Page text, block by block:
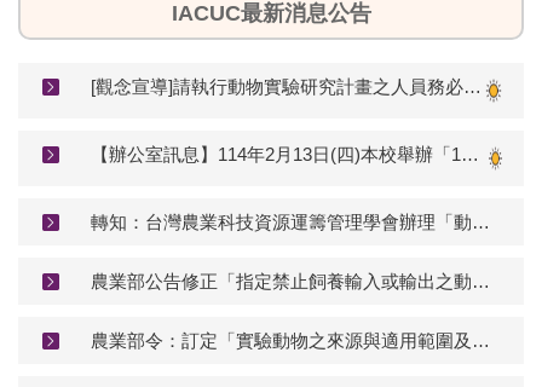
IACUC最新消息公告
[觀念宣導]請執行動物實驗研究計畫之人員務必遵守實驗動物科學應用規範。
【辦公室訊息】114年2月13日(四)本校舉辦「114年度實驗動物使用者教育訓練」線上課程
轉知：台灣農業科技資源運籌管理學會辦理「動物實驗替代成果暨輔導說明會」
農業部公告修正「指定禁止飼養輸入或輸出之動物」(生效日期：115年5月1日)
農業部令：訂定「實驗動物之來源與適用範圍及管理辦法」